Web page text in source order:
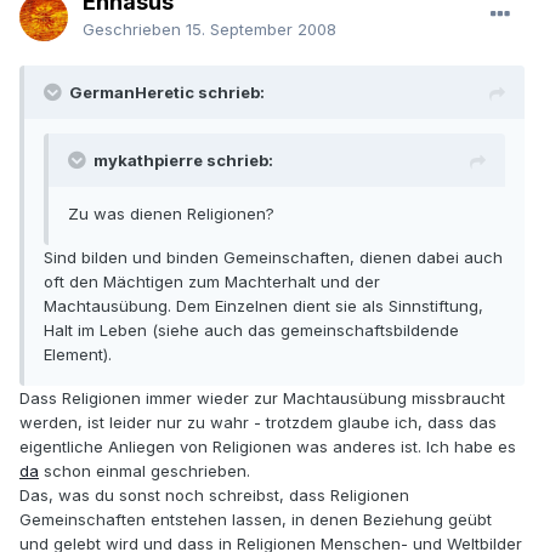
Geschrieben 15. September 2008
GermanHeretic schrieb:
mykathpierre schrieb:
Zu was dienen Religionen?
Sind bilden und binden Gemeinschaften, dienen dabei auch
oft den Mächtigen zum Machterhalt und der
Machtausübung. Dem Einzelnen dient sie als Sinnstiftung,
Halt im Leben (siehe auch das gemeinschaftsbildende
Element).
Dass Religionen immer wieder zur Machtausübung missbraucht
werden, ist leider nur zu wahr - trotzdem glaube ich, dass das
eigentliche Anliegen von Religionen was anderes ist. Ich habe es
da schon einmal geschrieben.
Das, was du sonst noch schreibst, dass Religionen
Gemeinschaften entstehen lassen, in denen Beziehung geübt
und gelebt wird und dass in Religionen Menschen- und Weltbilder